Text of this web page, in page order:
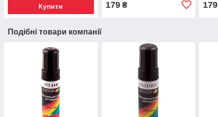
Купити 179₴ 179
Подібні товари компанії